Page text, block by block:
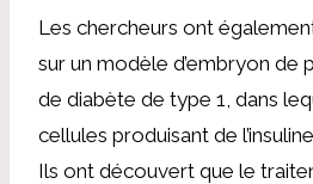
Les chercheurs ont
sur un modèle d’embryon de
de diabète de type 1, dans
cellules produisant de
Ils ont découvert que le